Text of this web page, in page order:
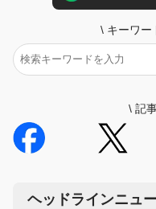
\ キーワー
\ 記
ヘッドラインニュ